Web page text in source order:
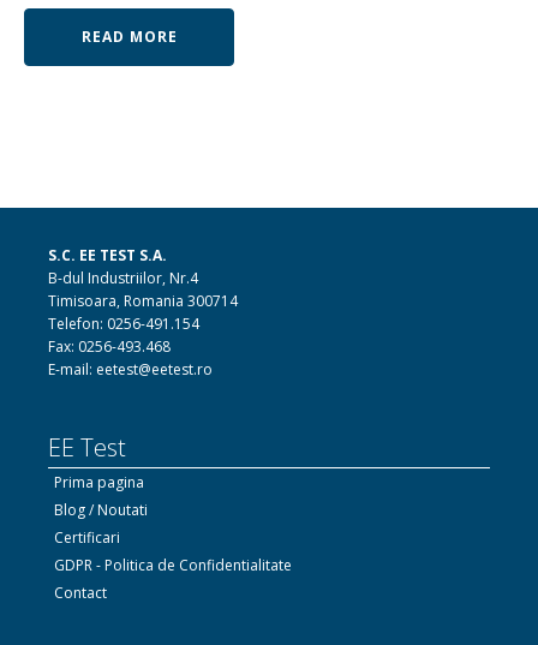
READ MORE
S.C. EE TEST S.A.
B-dul Industriilor, Nr.4
Timisoara, Romania 300714
Telefon: 0256-491.154
Fax: 0256-493.468
E-mail: eetest@eetest.ro
EE Test
Prima pagina
Blog / Noutati
Certificari
GDPR - Politica de Confidentialitate
Contact